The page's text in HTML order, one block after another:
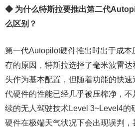
◆ 为什么特斯拉要推出第二代
么区别？
第一代Autopilot硬件推出时出于成
存的原因，特斯拉选择了毫米波雷达
头作为基本配置，但随着功能的快
代硬件的性能已经几乎被压榨净，
续的无人驾驶技术Level 3~Level4的
硬件在极端天气状况下会出现误判